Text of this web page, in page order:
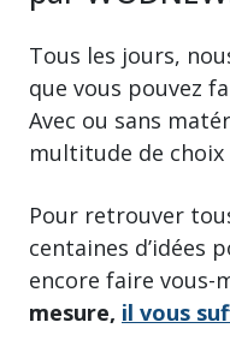
Tous les jours,
que vous pouvez
Avec ou sans
multitude de choix
Pour retrouver
centaines d’idées
encore faire vous-
mesure, il vous